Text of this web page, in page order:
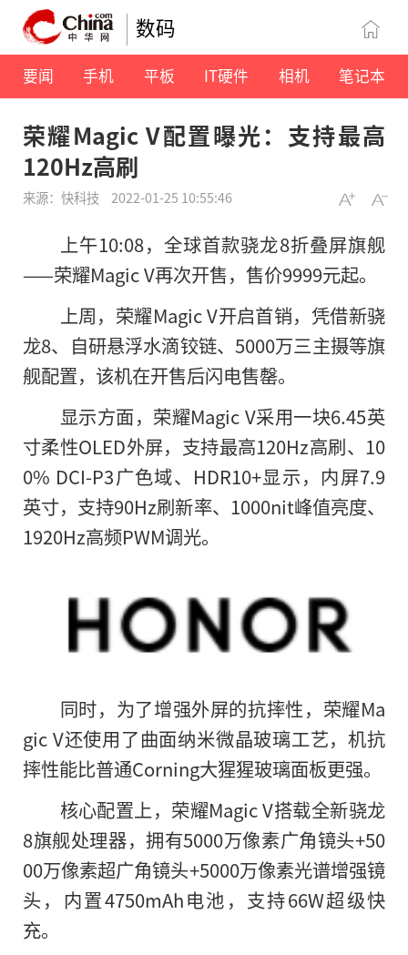
数码
要闻 手机 平板 IT硬件 相机 笔记本
荣耀Magic V配置曝光：支持最高
120Hz高刷
来源：快科技 2022-01-25 10:55:46
上午10:08，全球首款骁龙8折叠屏旗舰
——荣耀Magic V再次开售，售价9999元起。
上周，荣耀Magic V开启首销，凭借新骁
龙8、自研悬浮水滴铰链、5000万三主摄等旗
舰配置，该机在开售后闪电售罄。
显示方面，荣耀Magic V采用一块6.45英
寸柔性OLED外屏，支持最高120Hz高刷、10
0% DCI-P3广色域、HDR10+显示，内屏7.9
英寸，支持90Hz刷新率、1000nit峰值亮度、
1920Hz高频PWM调光。
同时，为了增强外屏的抗摔性，荣耀Ma
gic V还使用了曲面纳米微晶玻璃工艺，机抗
摔性能比普通Corning大猩猩玻璃面板更强。
核心配置上，荣耀Magic V搭载全新骁龙
8旗舰处理器，拥有5000万像素广角镜头+50
00万像素超广角镜头+5000万像素光谱增强镜
头，内置4750mAh电池，支持66W超级快
充。